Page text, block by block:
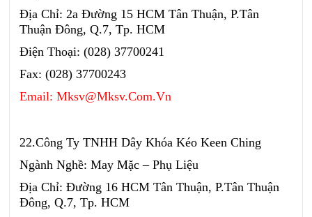
Địa Chỉ: 2a Đường 15 HCM Tân Thuận, P.Tân
Thuận Đông, Q.7, Tp. HCM
Điện Thoại: (028) 37700241
Fax: (028) 37700243
Email: Mksv@Mksv.Com.Vn
22.Công Ty TNHH Dây Khóa Kéo Keen Ching
Ngành Nghề: May Mặc – Phụ Liệu
Địa Chỉ: Đường 16 HCM Tân Thuận, P.Tân Thuận
Đông, Q.7, Tp. HCM